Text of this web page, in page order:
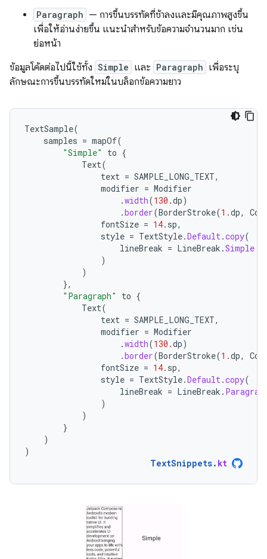
Paragraph — การขึ้นบรรทัดที่ช้าลงและมีคุณภาพสูงขึ้น
เพื่อให้อ่านง่ายขึ้น แนะนำสำหรับข้อความจำนวนมาก เช่น
ย่อหน้า
ข้อมูลโค้ดต่อไปนี้ใช้ทั้ง Simple และ Paragraph เพื่อระบุ
ลักษณะการขึ้นบรรทัดใหม่ในบล็อกข้อความยาว
TextSample(
samples = mapOf(
"Simple"
to {
Text(
text = SAMPLE_LONG_TEXT,
modifier = Modifier
.width(130.dp)
.border(BorderStroke(1.dp,
fontSize = 14. sp,
style = TextStyle.Default .copy(
lineBreak = LineBreak .Simple
)
)
},
"Paragraph"
to {
Text(
text = SAMPLE_LONG_TEXT,
modifier = Modifier
.width(130.dp)
.border(BorderStroke(1.dp,
fontSize = 14. sp,
style = TextStyle.Default .copy(
lineBreak = LineBreak .
)
)
}
)
)
TextSnippets. kt